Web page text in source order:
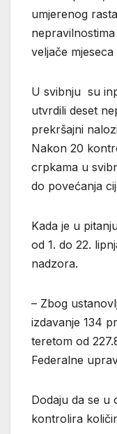
umjerenog
veljače mjeseca
U svibnju su
utvrdili deset
prekršajni
Nakon 20
crpkama u
do povećanja
Kada je u
od 1. do 22.
nadzora.
– Zbog
izdavanje 134
teretom od
Federalne
Dodaju da se u
kontrolira